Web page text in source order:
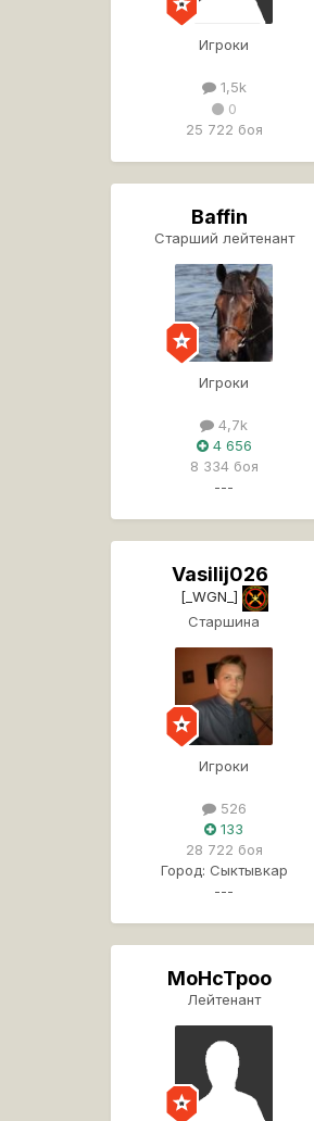
Игроки
1,5k
0
25 722 боя
Baffin
Старший лейтенант
Игроки
4,7k
4 656
8 334 боя
---
Vasilij026
[_WGN_]
Старшина
Игроки
526
133
28 722 боя
Город: Сыктывкар
---
MoHcTpoo
Лейтенант